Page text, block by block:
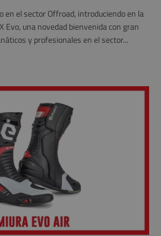
en el sector Offroad, introduciendo en la
Evo, una novedad bienvenida con gran
y profesionales en el sector...